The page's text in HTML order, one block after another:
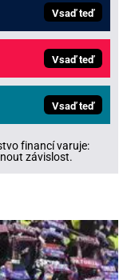
Vsaď teď
Vsaď teď
Vsaď teď
financí varuje:
závislost.